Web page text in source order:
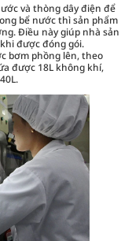
và thòng dây điện để
bể nước thì sản phẩm
Điều này giúp nhà sản
được đóng gói.
bơm phồng lên, theo
được 18L không khí,